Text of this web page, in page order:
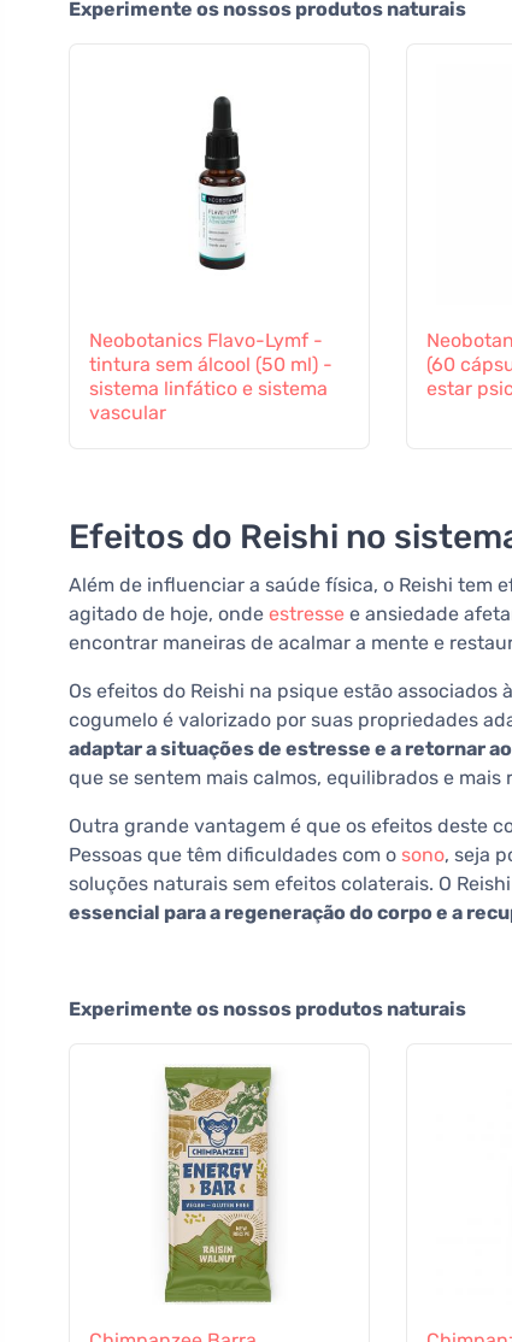
Experimente os nossos produtos naturais
Neobotanics Flavo-Lymf -
tintura sem álcool (50 ml) -
sistema linfático e sistema
vascular
(60
estar
Efeitos do Reishi no
Além de influenciar a saúde física, o Reishi tem
agitado de hoje, onde estresse e ansiedade
encontrar maneiras de acalmar a mente e
Os efeitos do Reishi na psique estão
cogumelo é valorizado por suas propriedades
adaptar a situações de estresse e a retornar
que se sentem mais calmos, equilibrados e mais
Outra grande vantagem é que os efeitos deste
Pessoas que têm dificuldades com o sono, seja
soluções naturais sem efeitos colaterais. O Reishi
essencial para a regeneração do corpo e a
Experimente os nossos produtos naturais